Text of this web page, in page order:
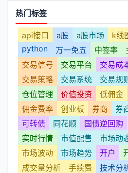
热门标签
api接口 a股 a股市场 k线
python
万一免五 中签率
交易信号
交易平台 交易成
交易策略
交易系统 交易规
仓位管理
价值投资 低佣金
佣金费率
创业板 券商 券
可转债
同花顺 国债逆回购
实时行情
市值配售 市场动
市场波动
市场趋势 开户
成交量分析
手续费 技术分